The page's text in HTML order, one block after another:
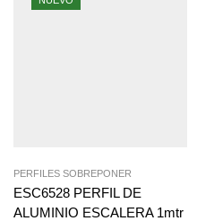
PERFILES SOBREPONER
ESC6528 PERFIL DE
ALUMINIO ESCALERA 1mtr